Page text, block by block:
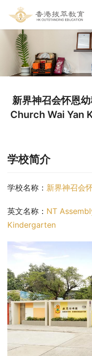
新界神召会怀恩
Church Wai Yan
学校简介
学校名称： 新界神召会
英文名称： NT
Kindergarten